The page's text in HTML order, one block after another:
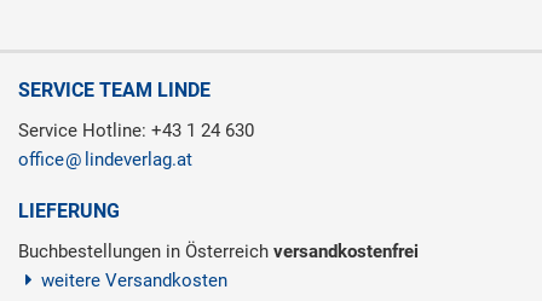
SERVICE TEAM LINDE
Service Hotline: +43 1 24 630
office
lindeverlag.at
LIEFERUNG
Buchbestellungen in Österreich versandkostenfrei
weitere Versandkosten